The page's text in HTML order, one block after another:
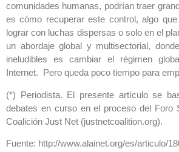
comunidades humanas, podrían traer
es cómo recuperar este control, algo
lograr con luchas dispersas o solo en el
un abordaje global y multisectorial,
ineludibles es cambiar el régimen
Internet. Pero queda poco tiempo para
(*) Periodista. El presente artículo se
debates en curso en el proceso del Foro
Coalición Just Net (justnetcoalition.org).
Fuente: http://www.alainet.org/es/articulo/